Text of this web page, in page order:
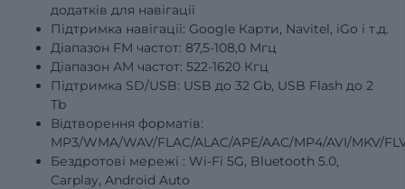
додатків для навігації
Підтримка навігації: Google Карти, Navitel, iGo і т.д.
Діапазон FM частот: 87,5-108,0 Мгц
Діапазон АМ частот: 522-1620 Кгц
Підтримка SD/USB: USB до 32 Gb, USB Flash до 2
Tb
Відтворення форматів:
MP3/WMA/WAV/FLAC/ALAC/APE/AAC/MP4/AVI/MKV/
Бездротові мережі : Wi-Fi 5G, Bluetooth 5.0,
Carplay, Android Auto